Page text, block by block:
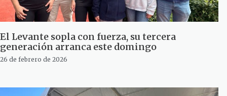
El Levante sopla con fuerza, su tercera
generación arranca este domingo
26 de febrero de 2026